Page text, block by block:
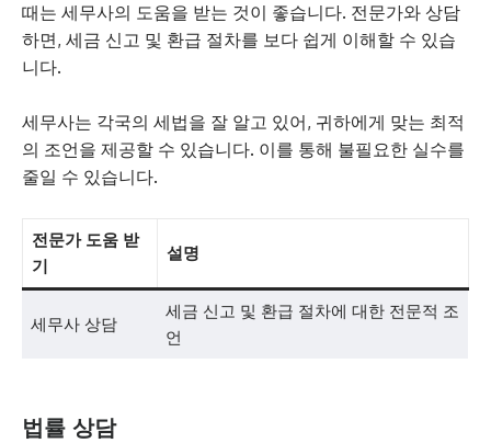
때는 세무사의 도움을 받는 것이 좋습니다. 전문가와 상담
하면, 세금 신고 및 환급 절차를 보다 쉽게 이해할 수 있습
니다.
세무사는 각국의 세법을 잘 알고 있어, 귀하에게 맞는 최적
의 조언을 제공할 수 있습니다. 이를 통해 불필요한 실수를
줄일 수 있습니다.
전문가 도움 받
기
설명
세무사 상담
세금 신고 및 환급 절차에 대한 전문적 조
언
법률 상담